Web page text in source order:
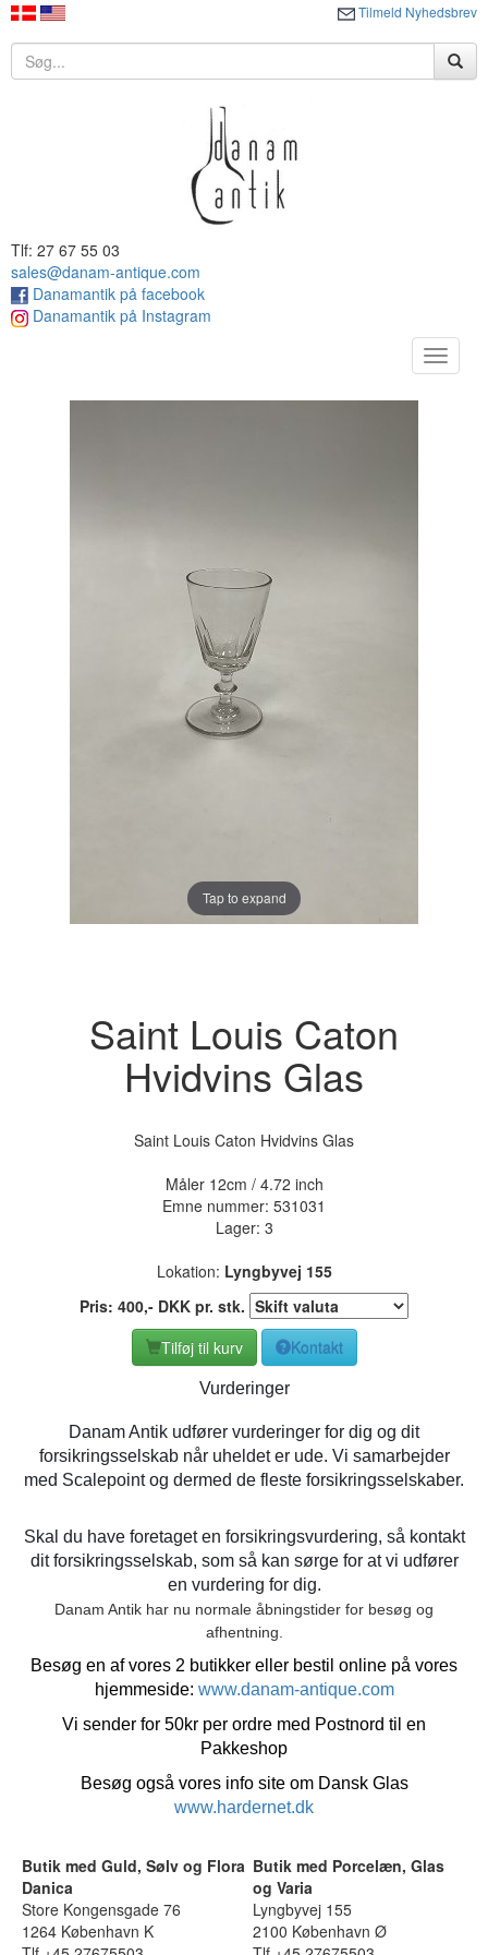
Tilmeld Nyhedsbrev
Tlf: 27 67 55 03
sales@danam-antique.com
Danamantik på facebook
Danamantik på Instagram
Toggle
Tap to expand
Saint Louis Caton
Hvidvins Glas
Saint Louis Caton Hvidvins Glas
Måler 12cm / 4.72 inch
Emne nummer: 531031
Lager: 3
Lokation: Lyngbyvej 155
Pris: 400,- DKK pr. stk.
Tilføj til kurv
Kontakt
Vurderinger
Danam Antik udfører vurderinger for dig og dit
forsikringsselskab når uheldet er ude. Vi samarbejder
med Scalepoint og dermed de fleste forsikringsselskaber.
Skal du have foretaget en forsikringsvurdering, så kontakt
dit forsikringsselskab, som så kan sørge for at vi udfører
en vurdering for dig.
Danam Antik har nu normale åbningstider for besøg og
afhentning.
Besøg en af vores 2 butikker eller bestil online på vores
hjemmeside: www.danam-antique.com
Vi sender for 50kr per ordre med Postnord til en
Pakkeshop
Besøg også vores info site om Dansk Glas
www.hardernet.dk
Butik med Guld, Sølv og Flora
Danica
Butik med Porcelæn, Glas
og Varia
Store Kongensgade 76
Lyngbyvej 155
1264 København K
2100 København Ø